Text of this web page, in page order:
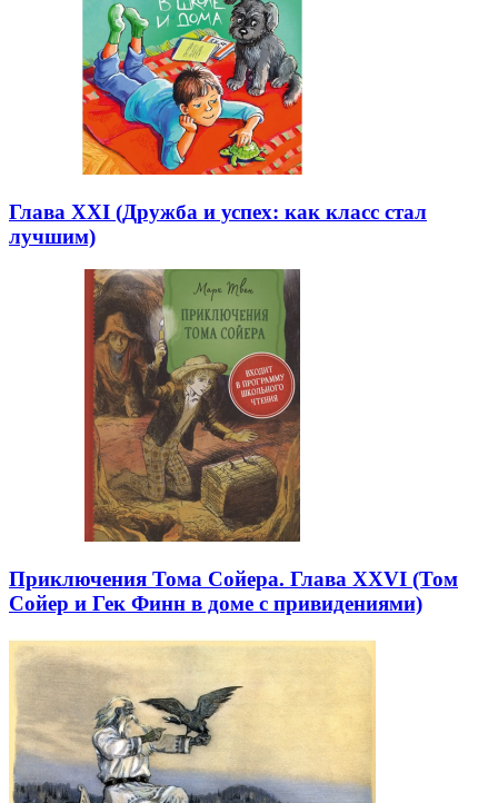
Глава XXI (Дружба и успех: как класс стал
лучшим)
Приключения Тома Сойера. Глава XXVI (Том
Сойер и Гек Финн в доме с привидениями)